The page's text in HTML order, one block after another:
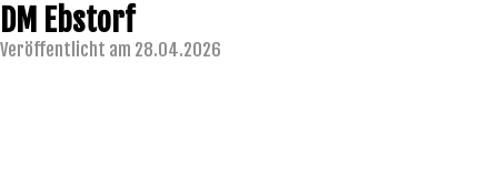
DM Ebstorf
Veröffentlicht am 28.04.2026